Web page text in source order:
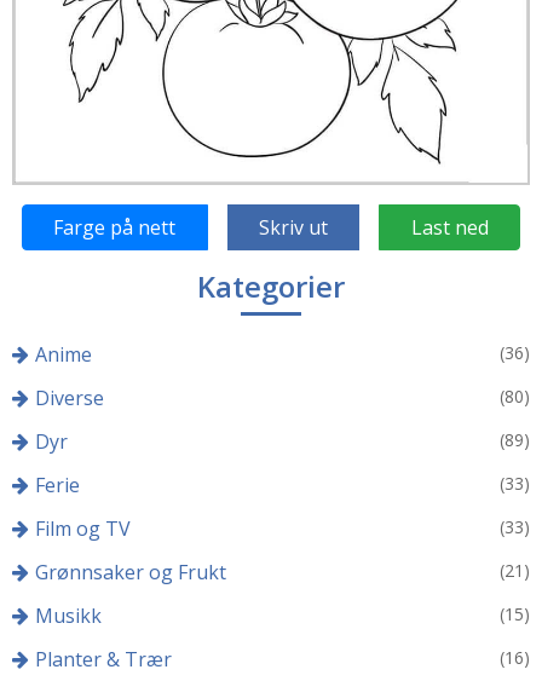
Farge på nett Skriv ut Last ned
Kategorier
Anime (36)
Diverse (80)
Dyr (89)
Ferie (33)
Film og TV (33)
Grønnsaker og Frukt (21)
Musikk (15)
Planter & Trær (16)